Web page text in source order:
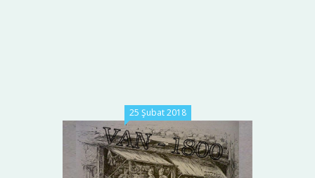
25 Şubat 2018